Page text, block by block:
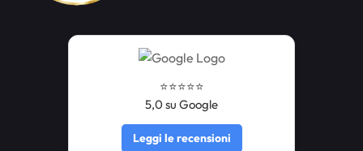
⭐️⭐️⭐️⭐️⭐️
5,0 su Google
Leggi le recensioni